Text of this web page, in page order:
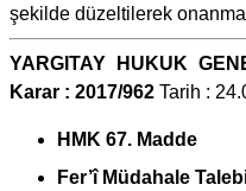
şekilde düzeltilerek
YARGITAY HUKUK
Karar : 2017/962 Tarih :
HMK 67. Madde
Fer’î Müdahale